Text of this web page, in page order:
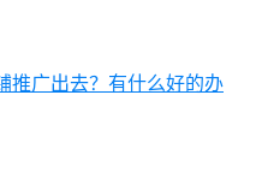
推广出去？有什么好的办